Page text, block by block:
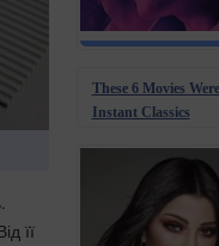
її
These 6 Movies
Instant Classics